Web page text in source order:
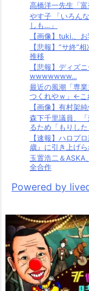
高橋洋一先生「富
やす子 「いろん
しも…」
【画像】tuki.、
【悲報】”サ終”
推移
【悲報】ディズ
wwwwwww...
最近の風潮「専
つくれやｗ」←こ
【画像】有村架
森下千里議員、
るため「もりした
【速報】ハロプ
歳』に引き上げら
玉置浩二＆
全合作
Powered by